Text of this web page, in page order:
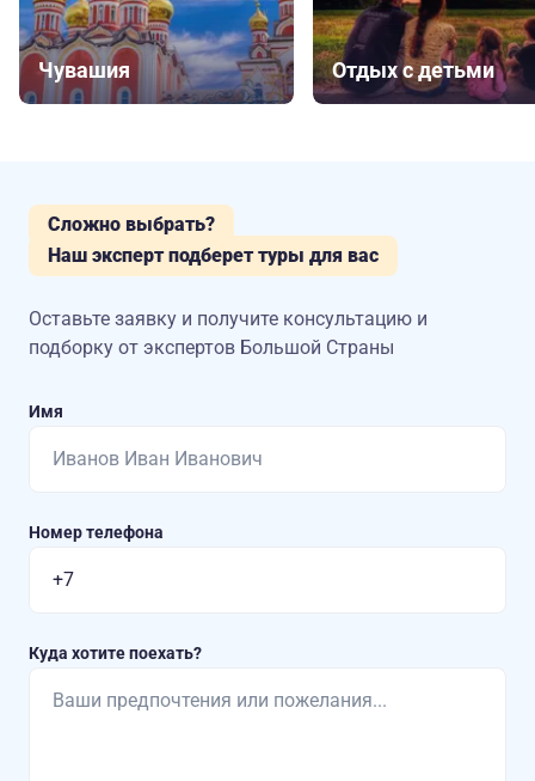
Чувашия Отдых с детьми
Сложно выбрать?
Наш эксперт подберет туры для вас
Оставьте заявку и получите консультацию и
подборку от экспертов Большой Страны
Имя
Номер телефона
Куда хотите поехать?